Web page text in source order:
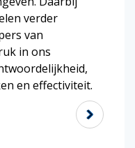
verder
van
in ons
en effectiviteit.